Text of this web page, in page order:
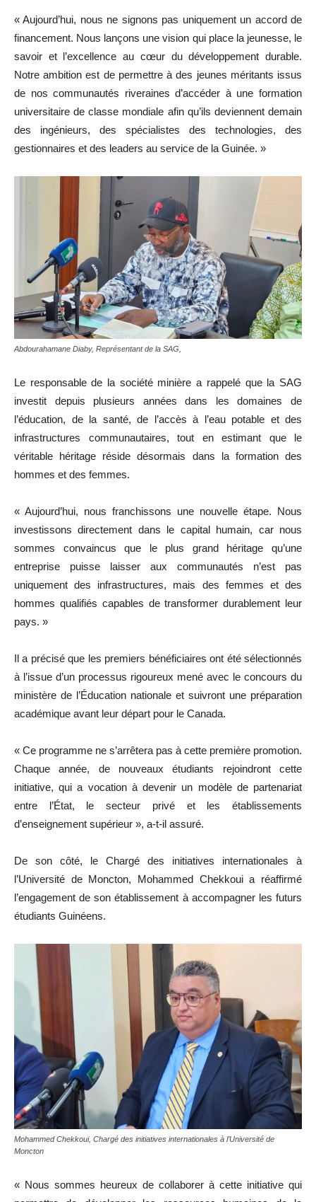
« Aujourd’hui, nous ne signons pas uniquement un accord de
financement. Nous lançons une vision qui place la jeunesse, le
savoir et l’excellence au cœur du développement durable.
Notre ambition est de permettre à des jeunes méritants issus
de nos communautés riveraines d’accéder à une formation
universitaire de classe mondiale afin qu’ils deviennent demain
des ingénieurs, des spécialistes des technologies, des
gestionnaires et des leaders au service de la Guinée. »
Abdourahamane Diaby, Représentant de la SAG,
Le responsable de la société minière a rappelé que la SAG
investit depuis plusieurs années dans les domaines de
l’éducation, de la santé, de l’accès à l’eau potable et des
infrastructures communautaires, tout en estimant que le
véritable héritage réside désormais dans la formation des
hommes et des femmes.
« Aujourd’hui, nous franchissons une nouvelle étape. Nous
investissons directement dans le capital humain, car nous
sommes convaincus que le plus grand héritage qu’une
entreprise puisse laisser aux communautés n’est pas
uniquement des infrastructures, mais des femmes et des
hommes qualifiés capables de transformer durablement leur
pays. »
Il a précisé que les premiers bénéficiaires ont été sélectionnés
à l’issue d’un processus rigoureux mené avec le concours du
ministère de l’Éducation nationale et suivront une préparation
académique avant leur départ pour le Canada.
« Ce programme ne s’arrêtera pas à cette première promotion.
Chaque année, de nouveaux étudiants rejoindront cette
initiative, qui a vocation à devenir un modèle de partenariat
entre l’État, le secteur privé et les établissements
d’enseignement supérieur », a-t-il assuré.
De son côté, le Chargé des initiatives internationales à
l’Université de Moncton, Mohammed Chekkoui a réaffirmé
l’engagement de son établissement à accompagner les futurs
étudiants Guinéens.
Mohammed Chekkoui, Chargé des initiatives internationales à l’Université de
Moncton
« Nous sommes heureux de collaborer à cette initiative qui